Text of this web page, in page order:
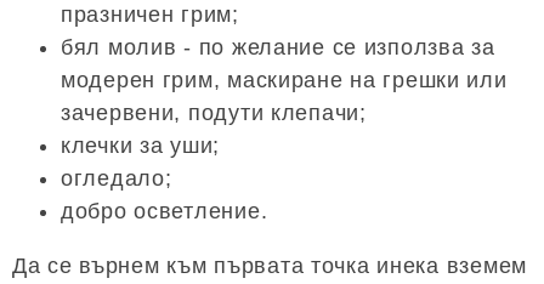
празничен грим;
бял молив - по желание се използва за
модерен грим, маскиране на грешки или
зачервени, подути клепачи;
клечки за уши;
огледало;
добро осветление.
Да се ​​върнем към първата точка инека вземем